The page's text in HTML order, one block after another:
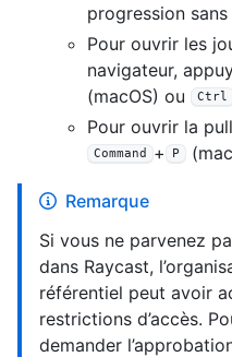
progression
Pour ouvrir les
navigateur,
(macOS) ou Ctrl
Pour ouvrir la
Command + P
Remarque
Si vous ne parvenez
dans Raycast,
référentiel peut avoir
restrictions d’accès.
demander